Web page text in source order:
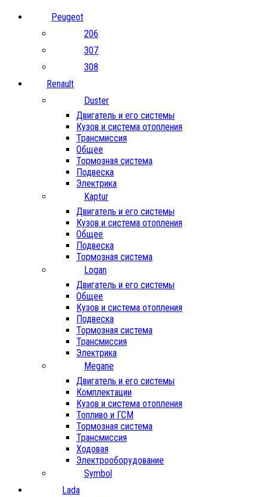
Peugeot
206
307
308
Renault
Duster
Двигатель и его системы
Кузов и система отопления
Трансмиссия
Общее
Тормозная система
Подвеска
Электрика
Kaptur
Двигатель и его системы
Кузов и система отопления
Общее
Подвеска
Тормозная система
Logan
Двигатель и его системы
Общее
Кузов и система отопления
Подвеска
Тормозная система
Трансмиссия
Электрика
Megane
Двигатель и его системы
Комплектации
Кузов и система отопления
Топливо и ГСМ
Тормозная система
Трансмиссия
Ходовая
Электрооборудование
Symbol
Lada